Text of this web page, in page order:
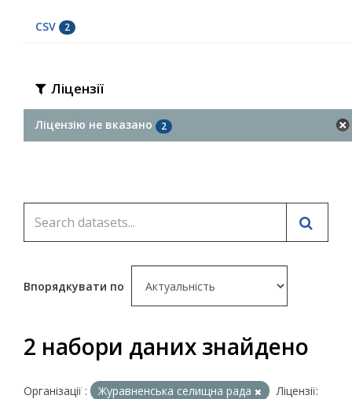
CSV 2
Ліцензії
Ліцензію не вказано 2
Впорядкувати по
2 набори даних знайдено
Організації : Журавненська селищна рада
Ліцензії: